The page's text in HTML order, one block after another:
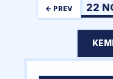
← PREV 22